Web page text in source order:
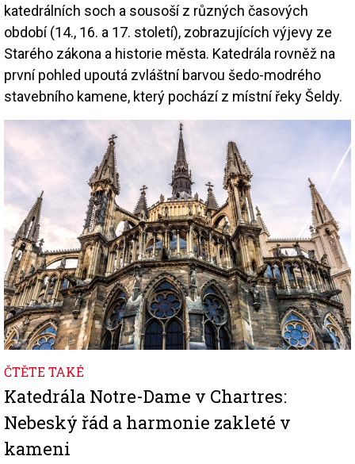
katedrálních soch a sousoší z různých časových
období (14., 16. a 17. století), zobrazujících výjevy ze
Starého zákona a historie města. Katedrála rovněž na
první pohled upoutá zvláštní barvou šedo-modrého
stavebního kamene, který pochází z místní řeky Šeldy.
Image
ČTĚTE TAKÉ
Katedrála Notre-Dame v Chartres:
Nebeský řád a harmonie zakleté v
kameni